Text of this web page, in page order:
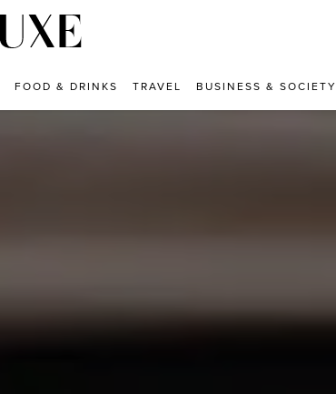
FOOD & DRINKS TRAVEL BUSINESS & SOCIETY